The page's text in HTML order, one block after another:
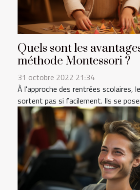
Quels sont les
méthode Montessori ?
31 octobre 2022 21:34
À l'approche des rentrées scolaires,
sortent pas si facilement. Ils se